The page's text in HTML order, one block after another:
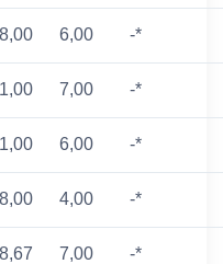
6,00 -*
7,00 -*
6,00 -*
4,00 -*
7,00 -*